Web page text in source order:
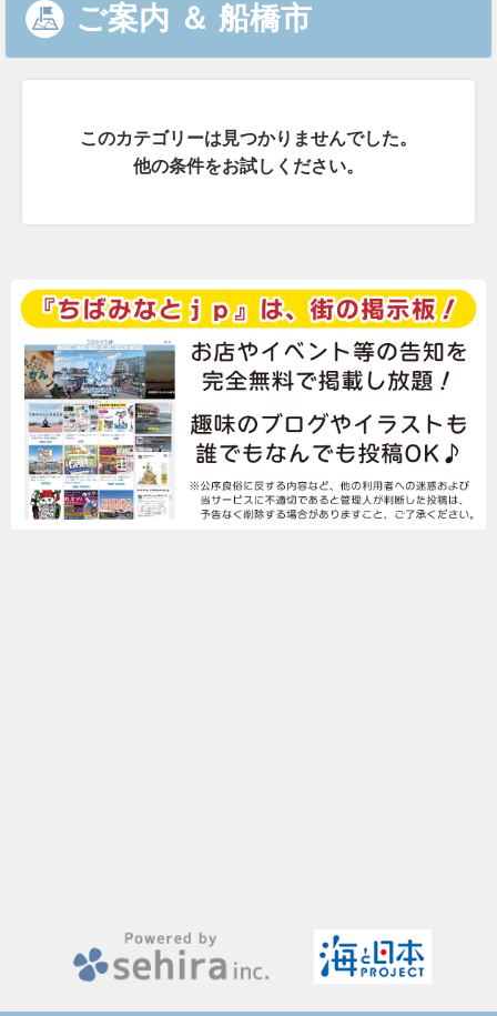
ご案内 ＆ 船橋市
このカテゴリーは見つかりませんでした。
他の条件をお試しください。